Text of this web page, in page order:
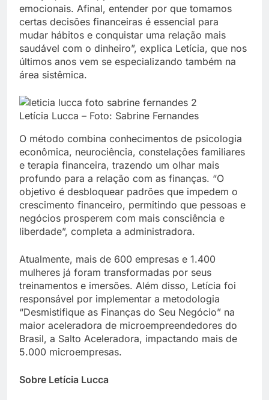
emocionais. Afinal, entender por que tomamos
certas decisões financeiras é essencial para
mudar hábitos e conquistar uma relação mais
saudável com o dinheiro”, explica Letícia, que nos
últimos anos vem se especializando também na
área sistêmica.
Letícia Lucca – Foto: Sabrine Fernandes
O método combina conhecimentos de psicologia
econômica, neurociência, constelações familiares
e terapia financeira, trazendo um olhar mais
profundo para a relação com as finanças. “O
objetivo é desbloquear padrões que impedem o
crescimento financeiro, permitindo que pessoas e
negócios prosperem com mais consciência e
liberdade”, completa a administradora.
Atualmente, mais de 600 empresas e 1.400
mulheres já foram transformadas por seus
treinamentos e imersões. Além disso, Letícia foi
responsável por implementar a metodologia
“Desmistifique as Finanças do Seu Negócio” na
maior aceleradora de microempreendedores do
Brasil, a Salto Aceleradora, impactando mais de
5.000 microempresas.
Sobre Letícia Lucca